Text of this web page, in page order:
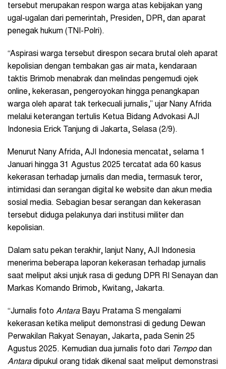
tersebut merupakan respon warga atas kebijakan yang
ugal-ugalan dari pemerintah, Presiden, DPR, dan aparat
penegak hukum (TNI-Polri).
“Aspirasi warga tersebut direspon secara brutal oleh aparat
kepolisian dengan tembakan gas air mata, kendaraan
taktis Brimob menabrak dan melindas pengemudi ojek
online, kekerasan, pengeroyokan hingga penangkapan
warga oleh aparat tak terkecuali jurnalis,” ujar Nany Afrida
melalui keterangan tertulis Ketua Bidang Advokasi AJI
Indonesia Erick Tanjung di Jakarta, Selasa (2/9).
Menurut Nany Afrida, AJI Indonesia mencatat, selama 1
Januari hingga 31 Agustus 2025 tercatat ada 60 kasus
kekerasan terhadap jurnalis dan media, termasuk teror,
intimidasi dan serangan digital ke website dan akun media
sosial media. Sebagian besar serangan dan kekerasan
tersebut diduga pelakunya dari institusi militer dan
kepolisian.
Dalam satu pekan terakhir, lanjut Nany, AJI Indonesia
menerima beberapa laporan kekerasan terhadap jurnalis
saat meliput aksi unjuk rasa di gedung DPR RI Senayan dan
Markas Komando Brimob, Kwitang, Jakarta.
“Jurnalis foto AntaraBayu Pratama S mengalami
kekerasan ketika meliput demonstrasi di gedung Dewan
Perwakilan Rakyat Senayan, Jakarta, pada Senin 25
Agustus 2025. Kemudian dua jurnalis foto dari Tempodan
Antaradipukul orang tidak dikenal saat meliput demonstrasi